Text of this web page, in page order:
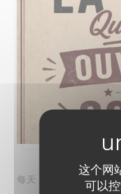
这个网
可以
每天 从 11H30 到